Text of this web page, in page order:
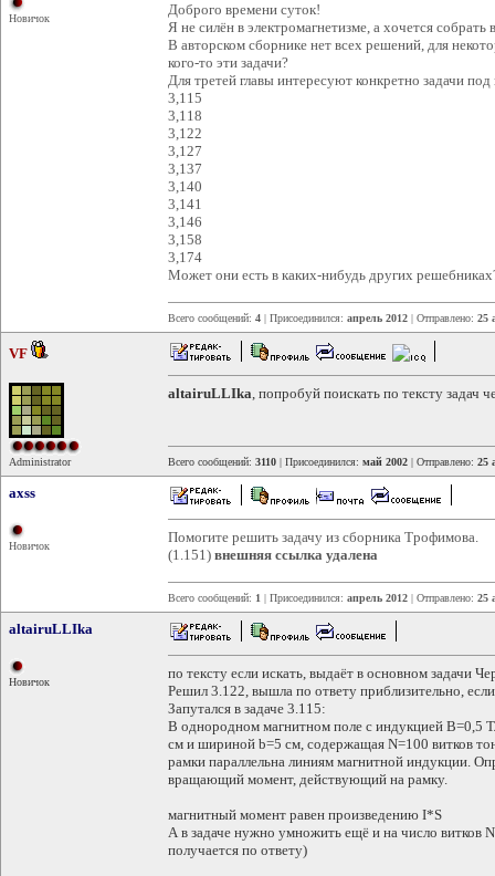
Новичок
Доброго времени суток!
Я не силён в электромагнетизме, а хочется
В авторском сборнике нет всех решений, для
кого-то эти задачи?
Для третей главы интересуют конкретно задачи
3,115
3,118
3,122
3,127
3,137
3,140
3,141
3,146
3,158
3,174
Может они есть в каких-нибудь других
Всего сообщений: 4 | Присоединился: апрель 2012 | Отправлено: 25
VF
Administrator
altairuLLIka, попробуй поискать по тексту задач
Всего сообщений: 3110 | Присоединился: май 2002 | Отправлено: 25
axss
Новичок
Помогите решить задачу из сборника Трофимова.
(1.151) внешняя ссылка удалена
Всего сообщений: 1 | Присоединился: апрель 2012 | Отправлено: 25
altairuLLIka
Новичок
по тексту если искать, выдаёт в основном задачи
Решил 3.122, вышла по ответу приблизительно, если
Запутался в задаче 3.115:
В однородном магнитном поле с индукцией В=0,5
см и шириной b=5 см, содержащая N=100 витков
рамки параллельна линиям магнитной индукции.
вращающий момент, действующий на рамку.
магнитный момент равен произведению I*S
А в задаче нужно умножить ещё и на число витков
получается по ответу)